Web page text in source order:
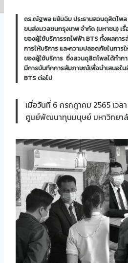
ดร.ณัฐพล แย้มฉิม ประธานสวนดุสิตโพ
ขนส่งมวลชนกรุงเทพ จำกัด (มหาชน) เ
ของผู้ใช้บริการรถไฟฟ้า BTS ทั้งผลการ
การให้บริการ และความปลอดภัยในการ
ของผู้ใช้บริการ ซึ่งสวนดุสิตโพลได้ทำก
มีการบันทึกการสัมภาษณ์เพื่อนำเสนอใ
BTS ต่อไป
เมื่อวันที่ 6 กรกฎาคม 2565 เวล
ศูนย์พัฒนาทุนมนุษย์ มหาวิทยา